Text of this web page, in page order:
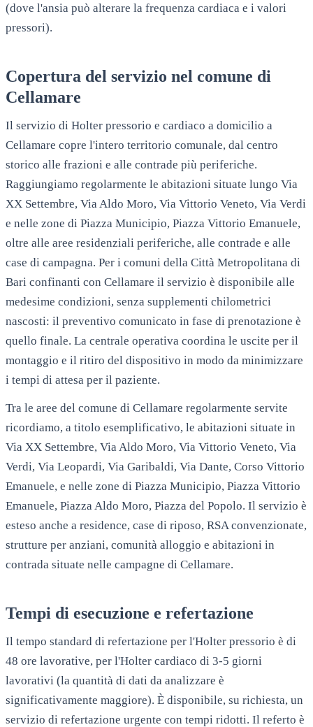
(dove l'ansia può alterare la frequenza cardiaca e i valori
pressori).
Copertura del servizio nel comune di
Cellamare
Il servizio di Holter pressorio e cardiaco a domicilio a
Cellamare copre l'intero territorio comunale, dal centro
storico alle frazioni e alle contrade più periferiche.
Raggiungiamo regolarmente le abitazioni situate lungo Via
XX Settembre, Via Aldo Moro, Via Vittorio Veneto, Via Verdi
e nelle zone di Piazza Municipio, Piazza Vittorio Emanuele,
oltre alle aree residenziali periferiche, alle contrade e alle
case di campagna. Per i comuni della Città Metropolitana di
Bari confinanti con Cellamare il servizio è disponibile alle
medesime condizioni, senza supplementi chilometrici
nascosti: il preventivo comunicato in fase di prenotazione è
quello finale. La centrale operativa coordina le uscite per il
montaggio e il ritiro del dispositivo in modo da minimizzare
i tempi di attesa per il paziente.
Tra le aree del comune di Cellamare regolarmente servite
ricordiamo, a titolo esemplificativo, le abitazioni situate in
Via XX Settembre, Via Aldo Moro, Via Vittorio Veneto, Via
Verdi, Via Leopardi, Via Garibaldi, Via Dante, Corso Vittorio
Emanuele, e nelle zone di Piazza Municipio, Piazza Vittorio
Emanuele, Piazza Aldo Moro, Piazza del Popolo. Il servizio è
esteso anche a residence, case di riposo, RSA convenzionate,
strutture per anziani, comunità alloggio e abitazioni in
contrada situate nelle campagne di Cellamare.
Tempi di esecuzione e refertazione
Il tempo standard di refertazione per l'Holter pressorio è di
48 ore lavorative, per l'Holter cardiaco di 3-5 giorni
lavorativi (la quantità di dati da analizzare è
significativamente maggiore). È disponibile, su richiesta, un
servizio di refertazione urgente con tempi ridotti. Il referto è